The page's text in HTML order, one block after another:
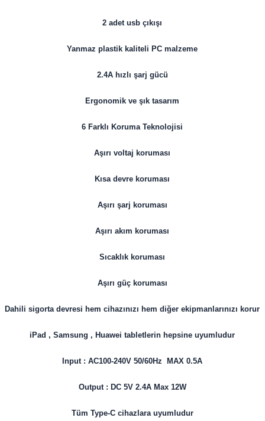
2 adet usb çıkışı
Yanmaz plastik kaliteli PC malzeme
2.4A hızlı şarj gücü
Ergonomik ve şık tasarım
6 Farklı Koruma Teknolojisi
Aşırı voltaj koruması
Kısa devre koruması
Aşırı şarj koruması
Aşırı akım koruması
Sıcaklık koruması
Aşırı güç koruması
Dahili sigorta devresi hem cihazınızı hem diğer ekipmanlarınızı korur
iPad , Samsung , Huawei tabletlerin hepsine uyumludur
Input : AC100-240V 50/60Hz MAX 0.5A
Output : DC 5V 2.4A Max 12W
Tüm Type-C cihazlara uyumludur